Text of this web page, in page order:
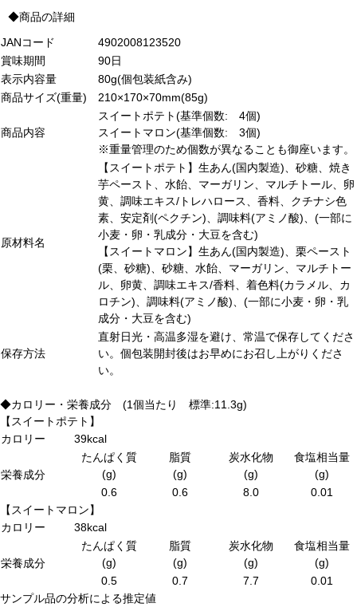
◆商品の詳細
JANコード
4902008123520
賞味期間
90日
表示内容量
80g(個包装紙含み)
商品サイズ(重量)
210×170×70mm(85g)
商品内容
スイートポテト(基準個数: 4個)
スイートマロン(基準個数: 3個)
※重量管理のため個数が異なることも御座います。
原材料名
【スイートポテト】生あん(国内製造)、砂糖、焼き
芋ペースト、水飴、マーガリン、マルチトール、卵
黄、調味エキス/トレハロース、香料、クチナシ色
素、安定剤(ペクチン)、調味料(アミノ酸)、(一部に
小麦・卵・乳成分・大豆を含む)
【スイートマロン】生あん(国内製造)、栗ペースト
(栗、砂糖)、砂糖、水飴、マーガリン、マルチトー
ル、卵黄、調味エキス/香料、着色料(カラメル、カ
ロチン)、調味料(アミノ酸)、(一部に小麦・卵・乳
成分・大豆を含む)
保存方法
直射日光・高温多湿を避け、常温で保存してくださ
い。個包装開封後はお早めにお召し上がりくださ
い。
◆カロリー・栄養成分 (1個当たり 標準:11.3g)
【スイートポテト】
カロリー
39kcal
栄養成分
たんぱく質
(g)
脂質
(g)
炭水化物
(g)
食塩相当量
(g)
0.6
0.6 8.0
0.01
【スイートマロン】
カロリー
38kcal
栄養成分
たんぱく質
(g)
脂質
(g)
炭水化物
(g)
食塩相当量
(g)
0.5
0.7 7.7
0.01
サンプル品の分析による推定値